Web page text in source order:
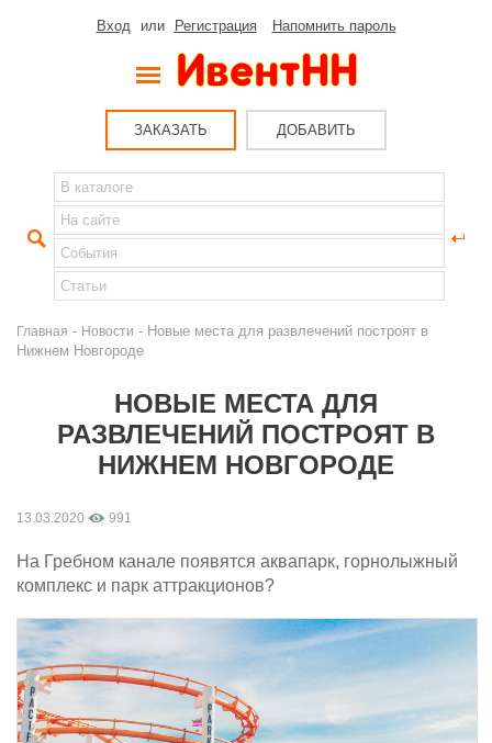
Вход или Регистрация Напомнить пароль
ЗАКАЗАТЬ ДОБАВИТЬ
Главная - Новости - Новые места для развлечений построят в
Нижнем Новгороде
НОВЫЕ МЕСТА ДЛЯ
РАЗВЛЕЧЕНИЙ ПОСТРОЯТ В
НИЖНЕМ НОВГОРОДЕ
13.03.2020 991
На Гребном канале появятся аквапарк, горнолыжный
комплекс и парк аттракционов?